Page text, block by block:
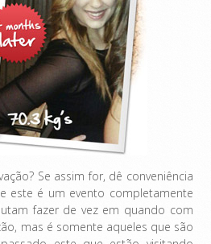
Se assim for, dê conveniência
este é um evento completamente
fazer de vez em quando com
mas é somente aqueles que são